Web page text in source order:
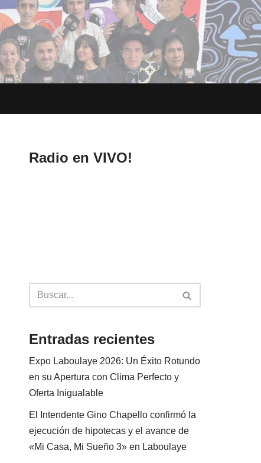
Radio en VIVO!
Entradas recientes
Expo Laboulaye 2026: Un Éxito Rotundo
en su Apertura con Clima Perfecto y
Oferta Inigualable
El Intendente Gino Chapello confirmó la
ejecución de hipotecas y el avance de
«Mi Casa, Mi Sueño 3» en Laboulaye